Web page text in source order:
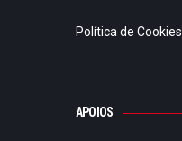
Política de Cookies
APOIOS